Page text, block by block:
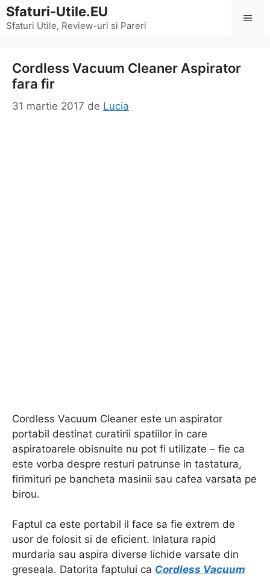
Sari
la
Sfaturi-Utile.EU
Sfaturi Utile, Review-uri si Pareri
Cordless Vacuum Cleaner Aspirator
fara fir
31 martie 2017 de Lucia
Cordless Vacuum Cleaner este un aspirator
portabil destinat curatirii spatiilor in care
aspiratoarele obisnuite nu pot fi utilizate – fie ca
este vorba despre resturi patrunse in tastatura,
firimituri pe bancheta masinii sau cafea varsata pe
birou.
Faptul ca este portabil il face sa fie extrem de
usor de folosit si de eficient. Inlatura rapid
murdaria sau aspira diverse lichide varsate din
greseala. Datorita faptului ca Cordless Vacuum